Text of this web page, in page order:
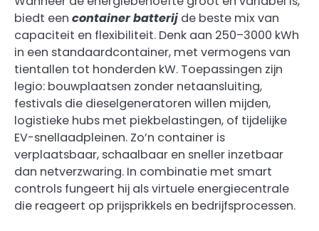
biedt een container batterij de beste mix van
capaciteit en flexibiliteit. Denk aan 250–3000 kWh
in een standaardcontainer, met vermogens van
tientallen tot honderden kW. Toepassingen zijn
legio: bouwplaatsen zonder netaansluiting,
festivals die dieselgeneratoren willen mijden,
logistieke hubs met piekbelastingen, of tijdelijke
EV-snellaadpleinen. Zo’n container is
verplaatsbaar, schaalbaar en sneller inzetbaar
dan netverzwaring. In combinatie met smart
controls fungeert hij als virtuele energiecentrale
die reageert op prijsprikkels en bedrijfsprocessen.